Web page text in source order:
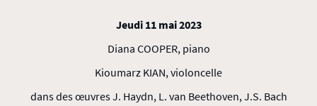
Jeudi 11 mai 2023
Diana COOPER, piano
Kioumarz KIAN, violoncelle
dans des œuvres J. Haydn, L. van Beethoven, J.S. Bach